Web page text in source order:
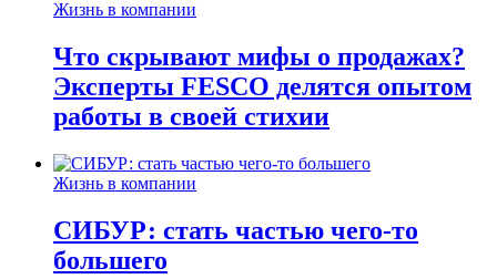
Жизнь в компании
Что скрывают мифы о продажах?
Эксперты FESCO делятся опытом
работы в своей стихии
Жизнь в компании
СИБУР: стать частью чего-то
большего